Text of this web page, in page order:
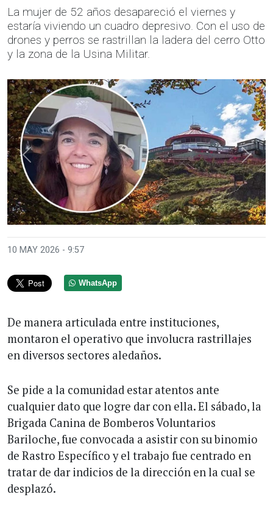
La mujer de 52 años desapareció el viernes y
estaría viviendo un cuadro depresivo. Con el uso de
drones y perros se rastrillan la ladera del cerro Otto
y la zona de la Usina Militar.
Anterior
10 MAY 2026 - 9:57
WhatsApp
De manera articulada entre instituciones,
montaron el operativo que involucra rastrillajes
en diversos sectores aledaños.
Se pide a la comunidad estar atentos ante
cualquier dato que logre dar con ella. El sábado, la
Brigada Canina de Bomberos Voluntarios
Bariloche, fue convocada a asistir con su binomio
de Rastro Específico y el trabajo fue centrado en
tratar de dar indicios de la dirección en la cual se
desplazó.